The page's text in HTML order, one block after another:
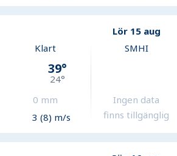
Lör 15 aug
Klart
39°
24°
0 mm
3 (8) m/s
SMHI
Ingen data
finns tillgänglig